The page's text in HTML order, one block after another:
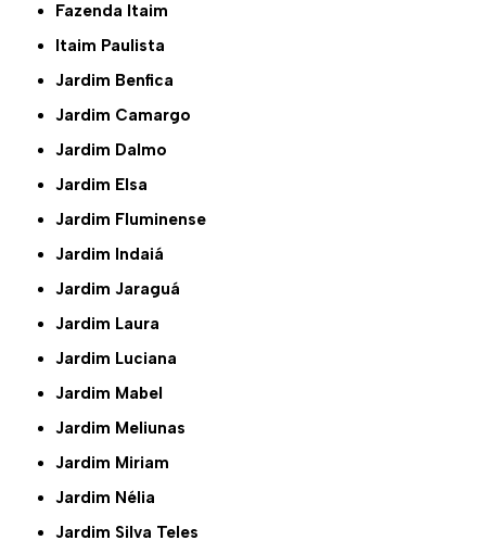
Fazenda Itaim
Itaim Paulista
Jardim Benfica
Jardim Camargo
Jardim Dalmo
Jardim Elsa
Jardim Fluminense
Jardim Indaiá
Jardim Jaraguá
Jardim Laura
Jardim Luciana
Jardim Mabel
Jardim Meliunas
Jardim Miriam
Jardim Nélia
Jardim Silva Teles